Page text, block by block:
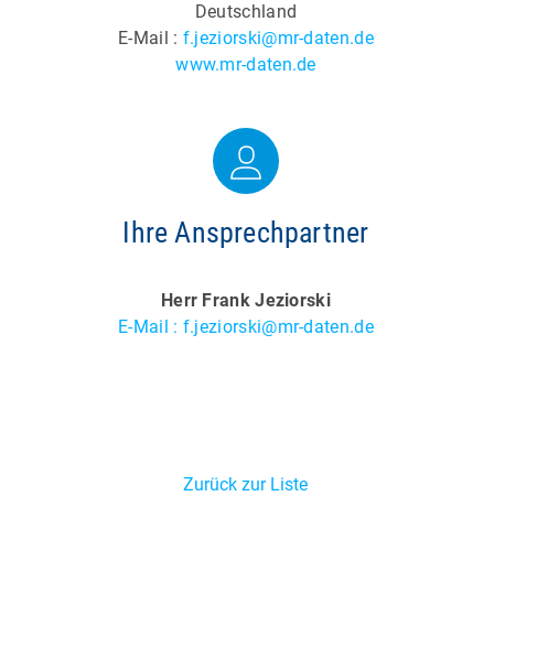
Deutschland
E-Mail : f.jeziorski@mr-daten.de
www.mr-daten.de
Ihre Ansprechpartner
Herr Frank Jeziorski
E-Mail : f.jeziorski@mr-daten.de
Zurück zur Liste